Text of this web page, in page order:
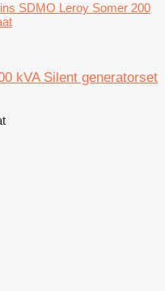
SDMO Leroy Somer 200
kVA Silent generatorset